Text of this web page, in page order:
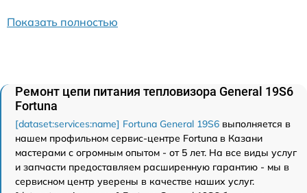
Показать полностью
Ремонт цепи питания тепловизора General 19S6
Fortuna
[dataset:services:name] Fortuna General 19S6 выполняется в
нашем профильном сервис-центре Fortuna в Казани
мастерами с огромным опытом - от 5 лет. На все виды услуг
и запчасти предоставляем расширенную гарантию - мы в
сервисном центр уверены в качестве наших услуг.